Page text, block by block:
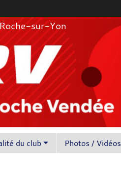
sur-Yon
du club Photos / Vidéos